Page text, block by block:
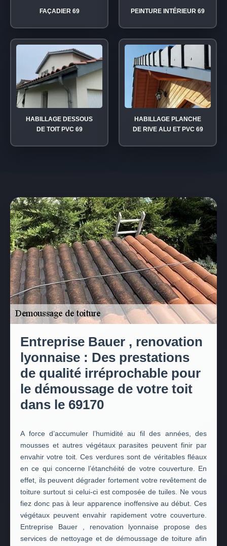
FAÇADIER 69 PEINTURE INTÉRIEUR 69
HABILLAGE DESSOUS
DE TOIT PVC 69
HABILLAGE PLANCHE
DE RIVE ALU ET PVC 69
Entreprise Bauer , renovation
lyonnaise : Des prestations
de qualité irréprochable pour
le démoussage de votre toit
dans le 69170
A force d’accumuler l’humidité au fil des années, des
mousses et autres végétaux parasites peuvent finir par
envahir votre toit. Ces verdures sont de véritables fléaux
en ce qui concerne l’étanchéité de votre couverture. En
effet, ils peuvent dégrader fortement votre revêtement de
toiture surtout si celui-ci est composée de tuiles. Ne vous
fiez donc pas à leur apparence inoffensive au début. Ces
végétaux peuvent envahir rapidement votre couverture.
Entreprise Bauer , renovation lyonnaise propose des
services de nettoyage et de démoussage de toiture afin